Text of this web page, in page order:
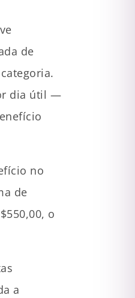
de
dia útil —
no
de
o
a